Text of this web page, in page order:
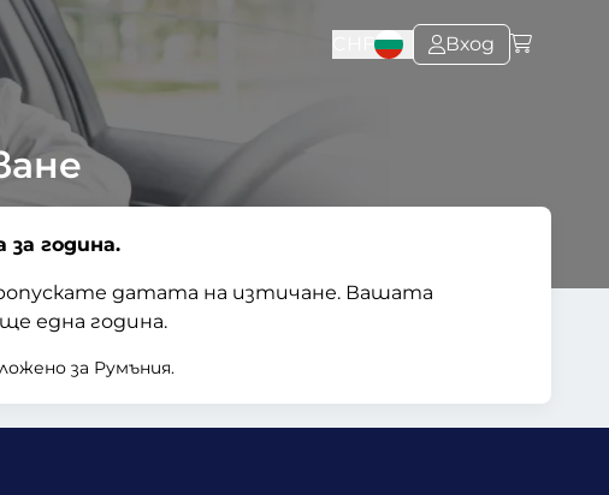
Вход
година.
датата на изтичане. Вашата
една година.
за Румъния.